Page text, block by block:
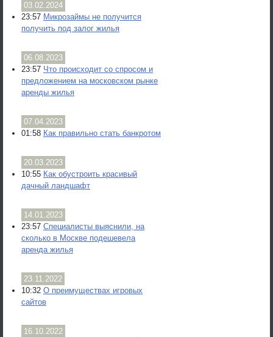
03.02.2024
23:57 Микрозаймы не получится
получить под залог жилья
06.08.2023
23:57 Что происходит со спросом и
предложением на московском рынке
аренды жилья
07.04.2023
01:58 Как правильно стать банкротом
20.03.2023
10:55 Как обустроить красивый
дачный ландшафт
14.01.2023
23:57 Специалисты выяснили, на
сколько в Москве подешевела
аренда жилья
23.11.2022
10:32 О преимуществах игровых
сайтов
16.10.2022